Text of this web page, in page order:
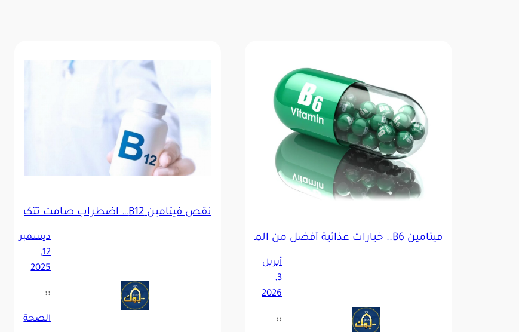
فيتامين B6.. خيارات غذائية أفضل من الموز
أبريل
3,
2026
::
نقص فيتامين B12… اضطراب صامت تتكشف آثاره بعد سنوات من استنزاف المخزون الكبدي
ديسمبر
12,
2025
::
الصحة